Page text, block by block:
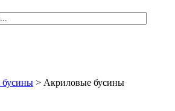
> Акриловые бусины